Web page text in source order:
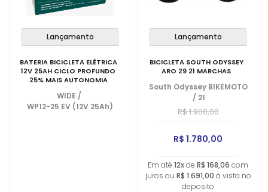
Lançamento
BATERIA BICICLETA ELÉTRICA
12V 25AH CICLO PROFUNDO
25% MAIS AUTONOMIA
WIDE /
WP12-25 EV (12V 25Ah)
Lançamento
BICICLETA SOUTH ODYSSEY
ARO 29 21 MARCHAS
South Odyssey BIKEMOTO
/ 21
R$ 1.900,00
R$ 1.780,00
Em até 12xde R$ 168,06 com
juros ou R$ 1.691,00 à vista no
deposito